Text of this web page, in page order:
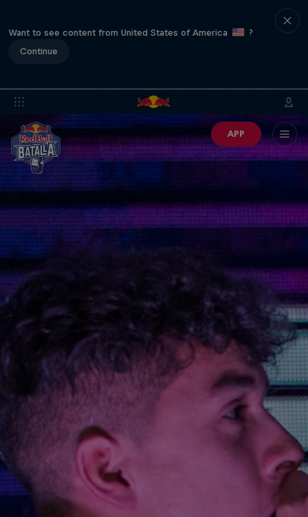
Want to see content from United States of America
?
Continue
APP